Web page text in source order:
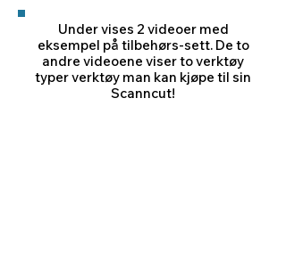
Under vises 2 videoer med
eksempel på tilbehørs-sett. De to
andre videoene viser to verktøy
typer verktøy man kan kjøpe til sin
Scanncut!